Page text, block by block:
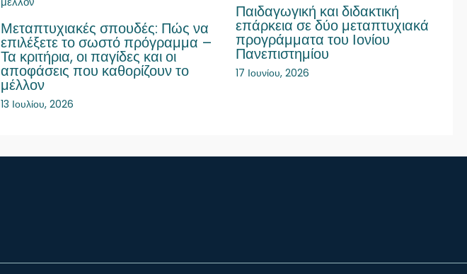
Μεταπτυχιακές σπουδές: Πώς να
επιλέξετε το σωστό πρόγραμμα –
Τα κριτήρια, οι παγίδες και οι
αποφάσεις που καθορίζουν το
μέλλον
13 Ιουλίου, 2026
Παιδαγωγική και διδακτική
επάρκεια σε δύο μεταπτυχιακά
προγράμματα του Ιονίου
Πανεπιστημίου
17 Ιουνίου, 2026